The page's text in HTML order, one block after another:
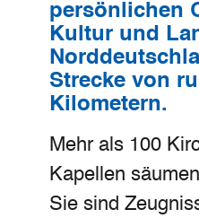
persönlichen
Kultur und
Strecke von
Kilometern.
Mehr als 100
Kapellen
Sie sind